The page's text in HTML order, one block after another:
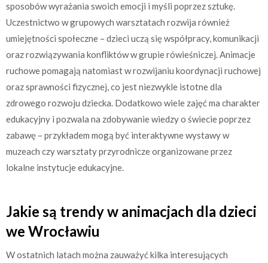
sposobów wyrażania swoich emocji i myśli poprzez sztukę.
Uczestnictwo w grupowych warsztatach rozwija również
umiejętności społeczne – dzieci uczą się współpracy, komunikacji
oraz rozwiązywania konfliktów w grupie rówieśniczej. Animacje
ruchowe pomagają natomiast w rozwijaniu koordynacji ruchowej
oraz sprawności fizycznej, co jest niezwykle istotne dla
zdrowego rozwoju dziecka. Dodatkowo wiele zajęć ma charakter
edukacyjny i pozwala na zdobywanie wiedzy o świecie poprzez
zabawę – przykładem mogą być interaktywne wystawy w
muzeach czy warsztaty przyrodnicze organizowane przez
lokalne instytucje edukacyjne.
Jakie są trendy w animacjach dla dzieci
we Wrocławiu
W ostatnich latach można zauważyć kilka interesujących